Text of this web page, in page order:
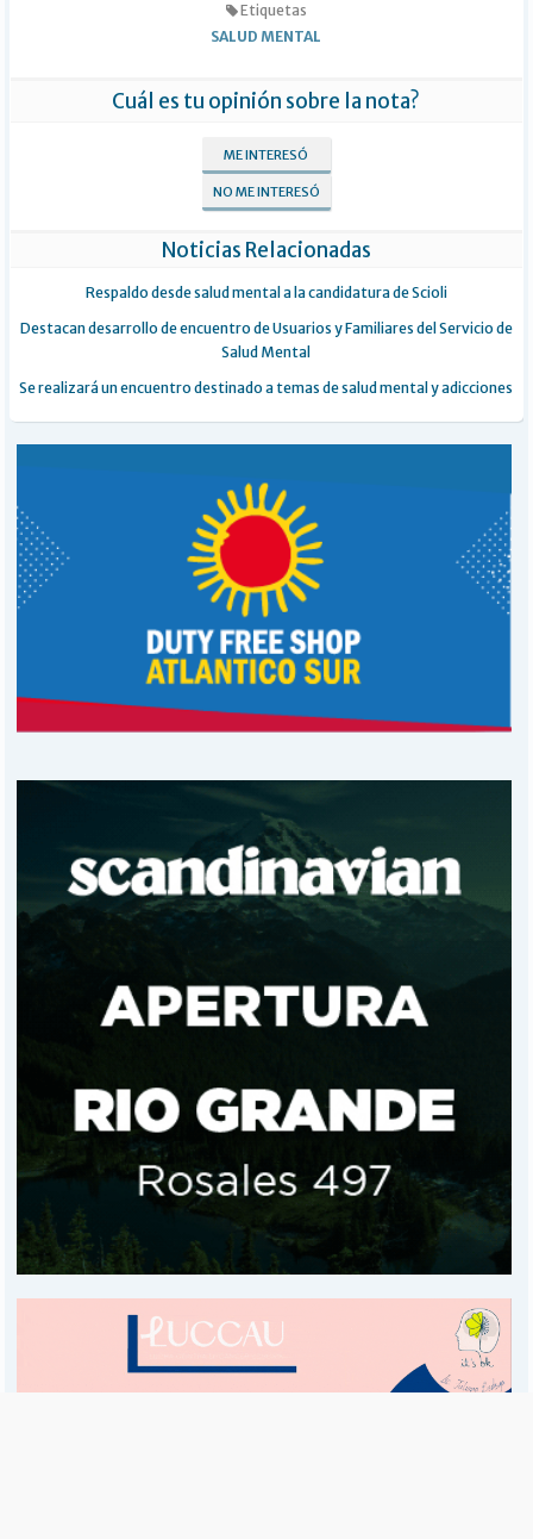
Etiquetas
SALUD MENTAL
Cuál es tu opinión sobre la nota?
ME INTERESÓ
NO ME INTERESÓ
Noticias Relacionadas
Respaldo desde salud mental a la candidatura de Scioli
Destacan desarrollo de encuentro de Usuarios y Familiares del Servicio de
Salud Mental
Se realizará un encuentro destinado a temas de salud mental y adicciones